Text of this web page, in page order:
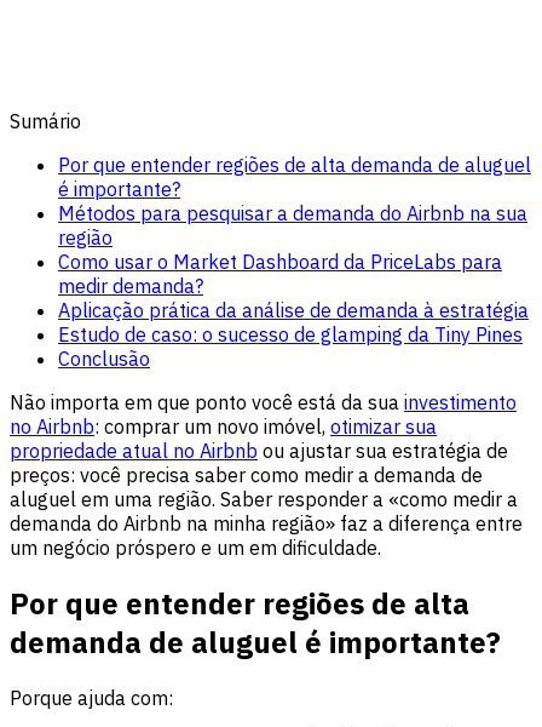
Sumário
Por que entender regiões de alta demanda de aluguel
é importante?
Métodos para pesquisar a demanda do Airbnb na sua
região
Como usar o Market Dashboard da PriceLabs para
medir demanda?
Aplicação prática da análise de demanda à estratégia
Estudo de caso: o sucesso de glamping da Tiny Pines
Conclusão
Não importa em que ponto você está da sua investimento
no Airbnb: comprar um novo imóvel, otimizar sua
propriedade atual no Airbnb ou ajustar sua estratégia de
preços: você precisa saber como medir a demanda de
aluguel em uma região. Saber responder a «como medir a
demanda do Airbnb na minha região» faz a diferença entre
um negócio próspero e um em dificuldade.
Por que entender regiões de alta
demanda de aluguel é importante?
Porque ajuda com: